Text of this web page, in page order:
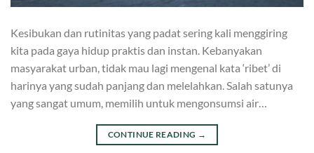
Kesibukan dan rutinitas yang padat sering kali menggiring
kita pada gaya hidup praktis dan instan. Kebanyakan
masyarakat urban, tidak mau lagi mengenal kata ‘ribet’ di
harinya yang sudah panjang dan melelahkan. Salah satunya
yang sangat umum, memilih untuk mengonsumsi air…
CONTINUE READING →